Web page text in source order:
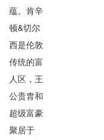
蕴。肯辛
顿&切尔
西是伦敦
传统的富
人区，王
公贵胄和
超级富豪
聚居于